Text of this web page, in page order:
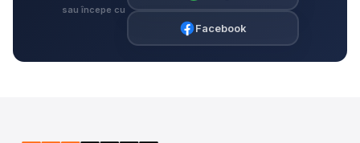
sau începe cu
Facebook